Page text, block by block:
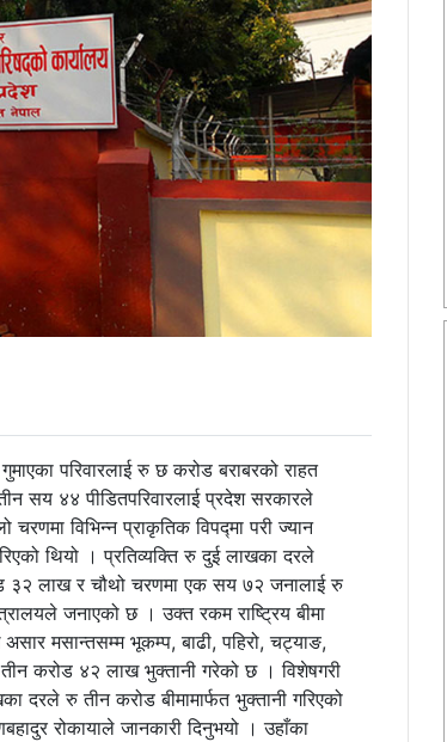
परिवारलाई रु छ करोड बराबरको राहत
सय ४४ पीडितपरिवारलाई प्रदेश सरकारले
विभिन्न प्राकृतिक विपद्मा परी ज्यान
थियो । प्रतिव्यक्ति रु दुई लाखका दरले
३२ लाख र चौथो चरणमा एक सय ७२ जनालाई रु
जनाएको छ । उक्त रकम राष्ट्रिय बीमा
मसान्तसम्म भूकम्प, बाढी, पहिरो, चट्याङ,
करोड ४२ लाख भुक्तानी गरेको छ । विशेषगरी
दरले रु तीन करोड बीमामार्फत भुक्तानी गरिएको
रोकायाले जानकारी दिनुभयो । उहाँका